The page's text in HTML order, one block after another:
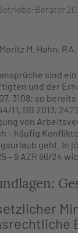
Berater
M. Hahn,
sind
und der
3108; so bereits
11, BB 2013,
von
– häufig
geht. In
– 9 AZR 66/24